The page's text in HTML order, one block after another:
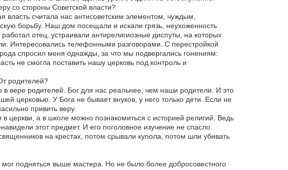
со стороны Советской власти?
считала нас антисоветским элементом, чуждым,
борьбу. Наш дом посещали и искали грязь, неухоженность
отец, устраивали антирелигиозные диспуты, на которых
Интересовались телефонными разговорами. С перестройкой
спросил меня однажды, за что мы подвергались гонениям:
не смогла поставить нашу церковь под контроль и
родителей?
вере родителей. Бог для нас реальнее, чем наши родители. И это
церковью. У Бога не бывает внуков, у него только дети. Если не
привить веру.
церкви, а в школе можно познакомиться с историей религий. Ведь
этот предмет. И его поголовное изучение не спасло
на крестах, потом срывали купола, потом шли убивать
подняться выше мастера. Но не было более добросовестного